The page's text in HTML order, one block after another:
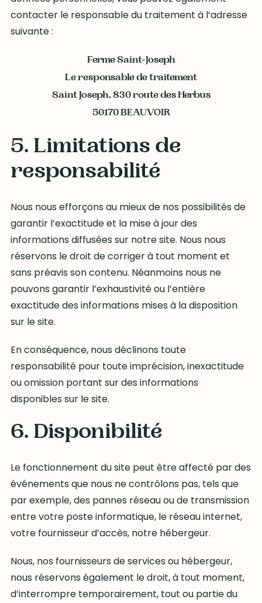
contacter le responsable du traitement à l’adresse
suivante :
Ferme Saint-Joseph
Le responsable de traitement
Saint Joseph, 830 route des Herbus
50170 BEAUVOIR
5. Limitations de
responsabilité
Nous nous efforçons au mieux de nos possibilités de
garantir l’exactitude et la mise à jour des
informations diffusées sur notre site. Nous nous
réservons le droit de corriger à tout moment et
sans préavis son contenu. Néanmoins nous ne
pouvons garantir l’exhaustivité ou l’entière
exactitude des informations mises à la disposition
sur le site.
En conséquence, nous déclinons toute
responsabilité pour toute imprécision, inexactitude
ou omission portant sur des informations
disponibles sur le site.
6. Disponibilité
Le fonctionnement du site peut être affecté par des
événements que nous ne contrôlons pas, tels que
par exemple, des pannes réseau ou de transmission
entre votre poste informatique, le réseau internet,
votre fournisseur d’accès, notre hébergeur.
Nous, nos fournisseurs de services ou hébergeur,
nous réservons également le droit, à tout moment,
d’interrompre temporairement, tout ou partie du